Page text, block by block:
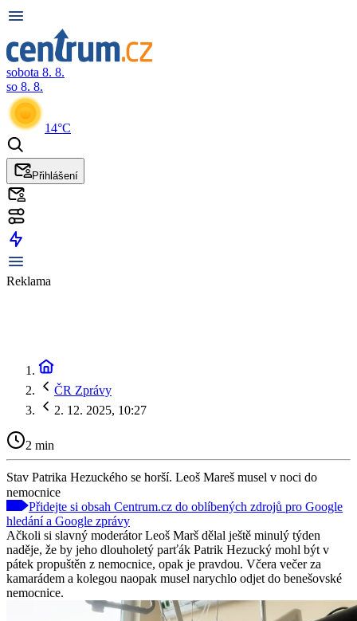
sobota 8. 8.
so 8. 8.
14°C
Přihlášení
Reklama
ČR Zprávy
2. 12. 2025, 10:27
2 min
Stav Patrika Hezuckého se horší. Leoš Mareš musel v noci do
nemocnice
Přidejte si obsah Centrum.cz do oblíbených zdrojů pro Google
hledání a Google zprávy
Ačkoli si slavný moderátor Leoš Marš dělal ještě minulý týden
naděje, že by jeho dlouholetý parťák Patrik Hezucký mohl být v
pátek propuštěn z nemocnice, opak je pravdou. Včera večer za
kamarádem a kolegou naopak musel narychlo odjet do benešovské
nemocnice.